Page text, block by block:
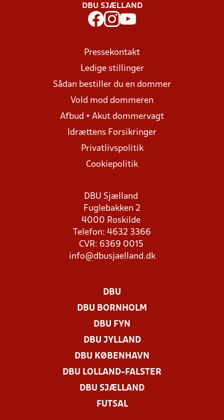
DBU SJÆLLAND
Pressekontakt
Ledige stillinger
Sådan bestiller du en dommer
Vold mod dommeren
Afbud + Akut dommervagt
Idrættens Forsikringer
Privatlivspolitik
Cookiepolitik
DBU Sjælland
Fuglebakken 2
4000 Roskilde
Telefon: 4632 3366
CVR: 6369 0015
info@dbusjaelland.dk
DBU
DBU BORNHOLM
DBU FYN
DBU JYLLAND
DBU KØBENHAVN
DBU LOLLAND-FALSTER
DBU SJÆLLAND
FUTSAL